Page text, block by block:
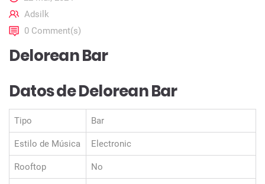
Adsilk
0 Comment(s)
Delorean Bar
Datos de Delorean Bar
Tipo Bar
Estilo de Música Electronic
Rooftop No